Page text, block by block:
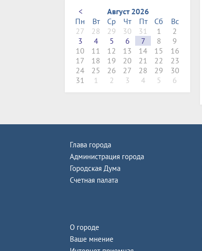
<
Август 2026
Пн
Вт Ср Чт Пт Сб
Вс
27
28 29 30 31 1
2
3
4 5 6 7 8
9
10
11 12 13 14 15
16
17
18 19 20 21 22
23
24
25 26 27 28 29
30
31
1 2 3 4 5 6
Глава города
Администрация города
Городская Дума
Счетная палата
О городе
Ваше мнение